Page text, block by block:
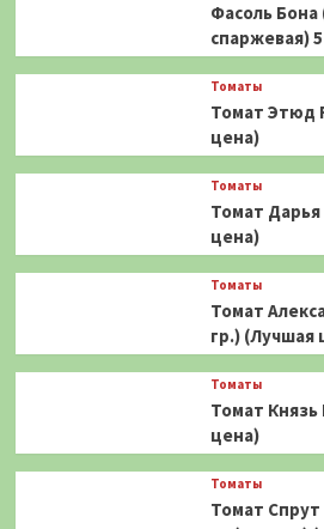
Фасоль
спаржевая)
Томаты
Томат Этюд
цена)
Томаты
Томат Дарья
цена)
Томаты
Томат
гр.) (Лучшая
Томаты
Томат Князь
цена)
Томаты
Томат